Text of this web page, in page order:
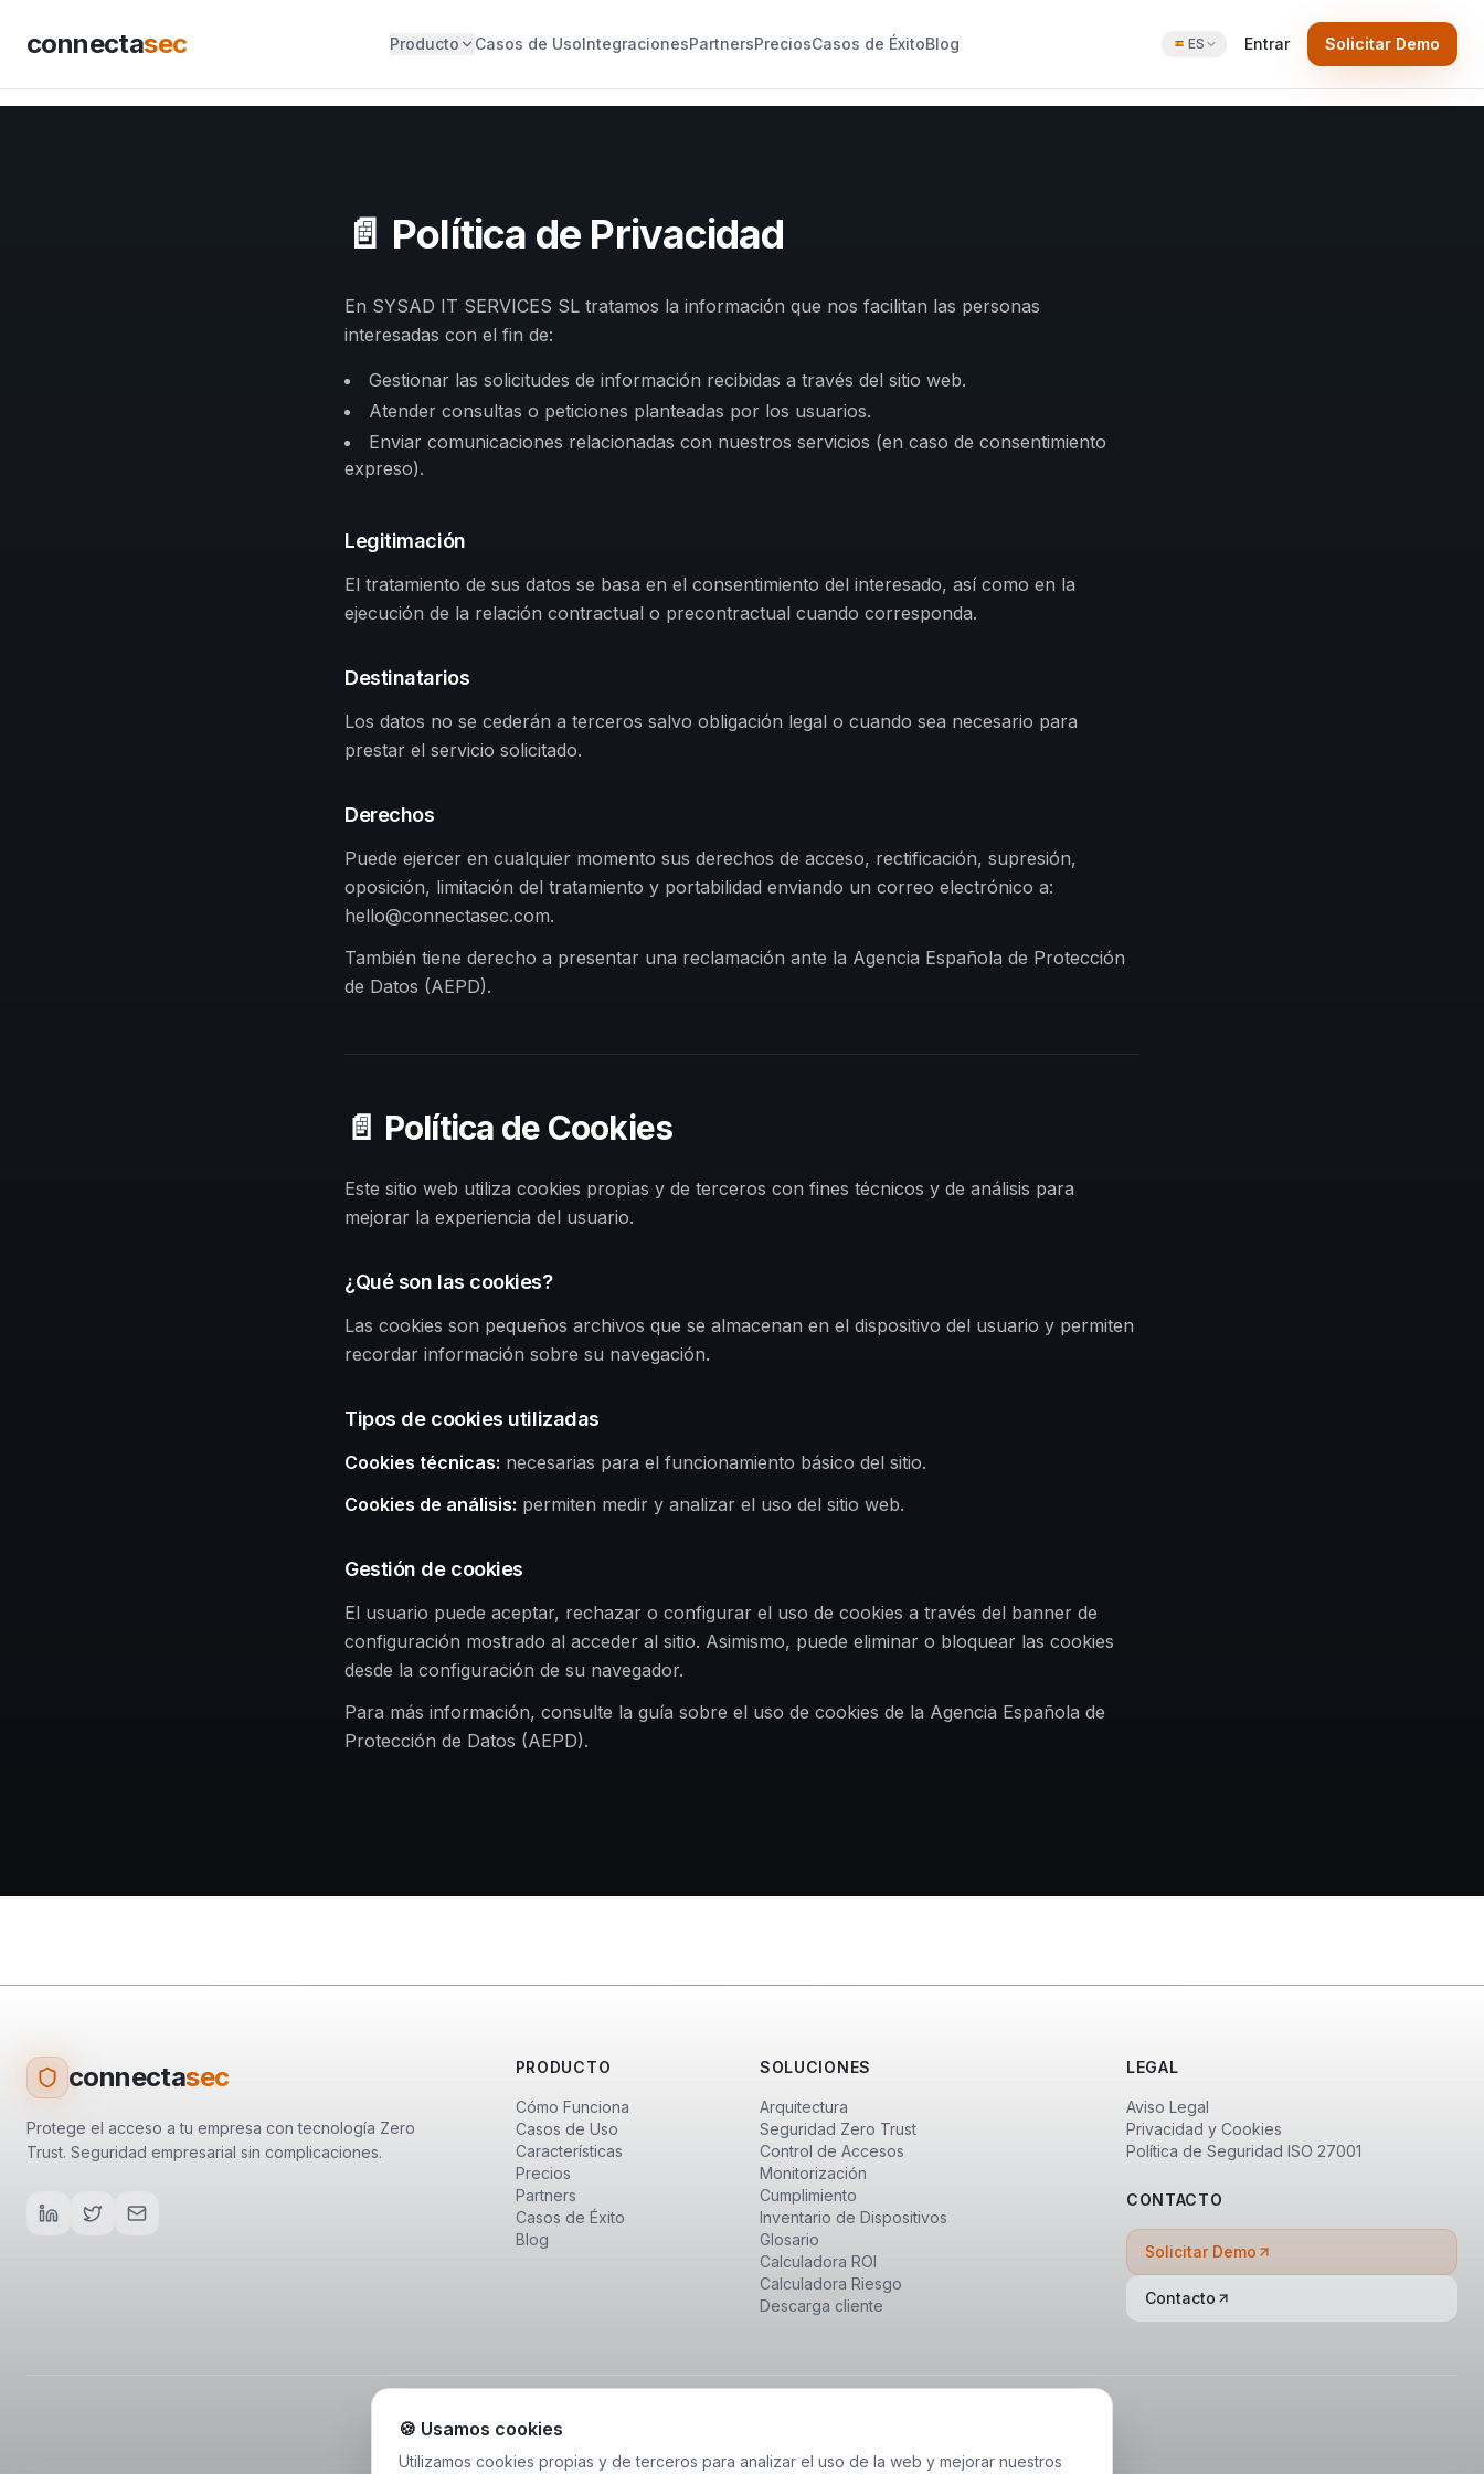
🍪 Usamos cookies
Utilizamos cookies propias y de terceros para analizar el uso de la web y mejorar nuestros
connectasec Producto Casos de UsoIntegracionesPartnersPreciosCasos de ÉxitoBlog ES Entrar Solicitar Demo
📄 Política de Privacidad
En SYSAD IT SERVICES SL tratamos la información que nos facilitan las personas
interesadas con el fin de:
Gestionar las solicitudes de información recibidas a través del sitio web.
Atender consultas o peticiones planteadas por los usuarios.
Enviar comunicaciones relacionadas con nuestros servicios (en caso de consentimiento
expreso).
Legitimación
El tratamiento de sus datos se basa en el consentimiento del interesado, así como en la
ejecución de la relación contractual o precontractual cuando corresponda.
Destinatarios
Los datos no se cederán a terceros salvo obligación legal o cuando sea necesario para
prestar el servicio solicitado.
Derechos
Puede ejercer en cualquier momento sus derechos de acceso, rectificación, supresión,
oposición, limitación del tratamiento y portabilidad enviando un correo electrónico a:
hello@connectasec.com.
También tiene derecho a presentar una reclamación ante la Agencia Española de Protección
de Datos (AEPD).
📄 Política de Cookies
Este sitio web utiliza cookies propias y de terceros con fines técnicos y de análisis para
mejorar la experiencia del usuario.
¿Qué son las cookies?
Las cookies son pequeños archivos que se almacenan en el dispositivo del usuario y permiten
recordar información sobre su navegación.
Tipos de cookies utilizadas
Cookies técnicas: necesarias para el funcionamiento básico del sitio.
Cookies de análisis: permiten medir y analizar el uso del sitio web.
Gestión de cookies
El usuario puede aceptar, rechazar o configurar el uso de cookies a través del banner de
configuración mostrado al acceder al sitio. Asimismo, puede eliminar o bloquear las cookies
desde la configuración de su navegador.
Para más información, consulte la guía sobre el uso de cookies de la Agencia Española de
Protección de Datos (AEPD).
connectasec
Protege el acceso a tu empresa con tecnología Zero
Trust. Seguridad empresarial sin complicaciones.
PRODUCTO
Cómo Funciona
Casos de Uso
Características
Precios
Partners
Casos de Éxito
Blog
SOLUCIONES
Arquitectura
Seguridad Zero Trust
Control de Accesos
Monitorización
Cumplimiento
Inventario de Dispositivos
Glosario
Calculadora ROI
Calculadora Riesgo
Descarga cliente
LEGAL
Aviso Legal
Privacidad y Cookies
Política de Seguridad ISO 27001
CONTACTO
Solicitar Demo
Contacto